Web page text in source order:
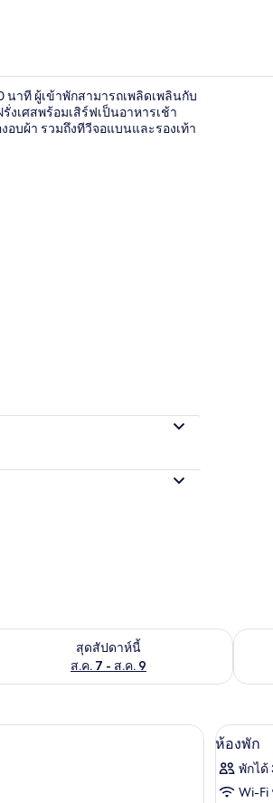
นาที ผู้เข้าพักสามารถเพลิดเพลินกับ
งเศสพร้อมเสิร์ฟเป็นอาหารเช้า
อบผ้า รวมถึงทีวีจอแบนและรองเท้า
ส.ค. 9
สุดสัปดาห์นี้
ส.ค. 7 - ส.ค. 9
จสอบจำนวนห้องพักว่างในสุดสัปดาห์นี้ ส.
ตรวจ
ตู้นิรภัยในห้องพัก, เตารีด/โต๊ะรีดผ้า, Wi-Fi ฟรี,
เปิด
ภาพถ่า
ทั้งหมด
2
ห้องพัก
พักได้
Wi-Fi